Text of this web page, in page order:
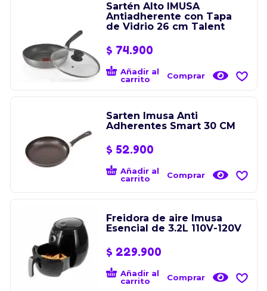
Sartén Alto IMUSA
Antiadherente con Tapa
de Vidrio 26 cm Talent
$ 74.900
Añadir al
carrito
Comprar
Sarten Imusa Anti
Adherentes Smart 30 CM
$ 52.900
Añadir al
carrito
Comprar
Freidora de aire Imusa
Esencial de 3.2L 110V-120V
$ 229.900
Añadir al
carrito
Comprar